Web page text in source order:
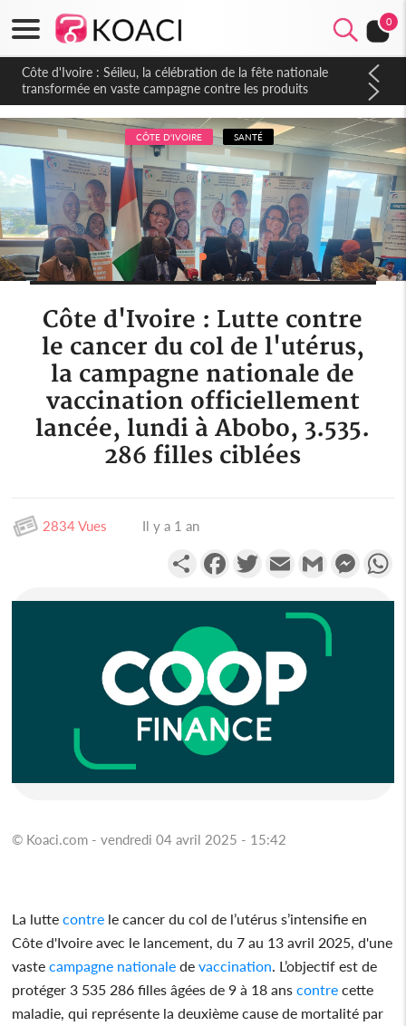
0
Côte d'Ivoire : Séileu, la célébration de la fête nationale
transformée en vaste campagne contre les produits
dépigmentants dangereux
CÔTE D'IVOIRE SANTÉ
Côte d'Ivoire : Lutte contre
le cancer du col de l'utérus,
la campagne nationale de
vaccination officiellement
lancée, lundi à Abobo, 3.535.
286 filles ciblées
2834 Vues Il y a 1 an
PartagerFacebookTwitterEmail Gmail
© Koaci.com - vendredi 04 avril 2025 - 15:42
La lutte contre le cancer du col de l’utérus s’intensifie en
Côte d'Ivoire avec le lancement, du 7 au 13 avril 2025, d'une
vaste campagne nationale de vaccination . L’objectif est de
protéger 3 535 286 filles âgées de 9 à 18 ans contre cette
maladie, qui représente la deuxième cause de mortalité par